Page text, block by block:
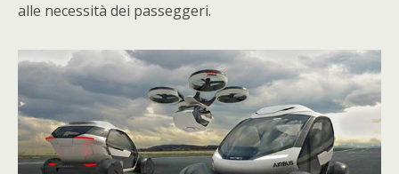
alle necessità dei passeggeri.